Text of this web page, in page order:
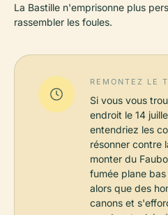
La Bastille n'emprisonne plus
rassembler les foules.
REMONTEZ LE
Si vous vous
endroit le 14
entendriez les
résonner contre
monter du
fumée plane
alors que des
canons et